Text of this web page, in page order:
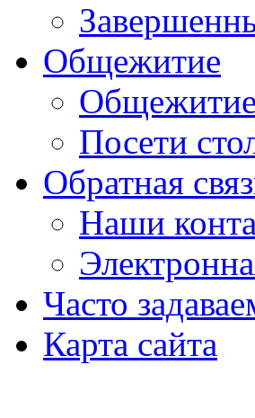
Общежитие
Посети
Обратная
Наши
Часто
Карта сайта